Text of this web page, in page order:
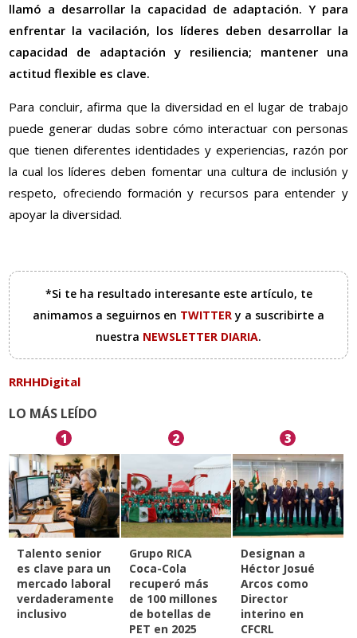
llamó a desarrollar la capacidad de adaptación. Y para
enfrentar la vacilación, los líderes deben desarrollar la
capacidad de adaptación y resiliencia; mantener una
actitud flexible es clave.
Para concluir, afirma que la diversidad en el lugar de trabajo
puede generar dudas sobre cómo interactuar con personas
que tienen diferentes identidades y experiencias, razón por
la cual los líderes deben fomentar una cultura de inclusión y
respeto, ofreciendo formación y recursos para entender y
apoyar la diversidad.
*Si te ha resultado interesante este artículo, te
animamos a seguirnos en TWITTERy a suscribirte a
nuestra NEWSLETTER DIARIA.
RRHHDigital
LO MÁS LEÍDO
1
Talento senior
es clave para un
mercado laboral
verdaderamente
inclusivo
2
Grupo RICA
Coca-Cola
recuperó más
de 100 millones
de botellas de
PET en 2025
3
Designan a
Héctor Josué
Arcos como
Director
interino en
CFCRL